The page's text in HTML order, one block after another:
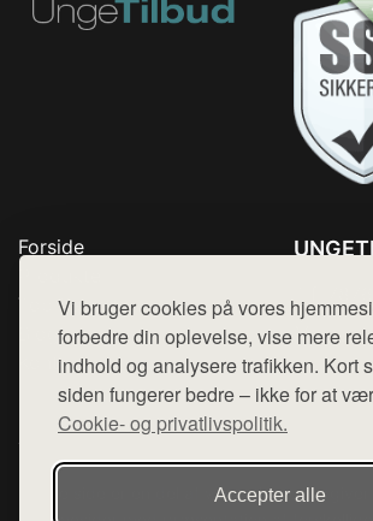
Vi bruger cookies på vores
forbedre din oplevelse, vise mere
indhold og analysere trafikken. Kort
siden fungerer bedre – ikke for at
Cookie- og privatlivspolitik.
Accepter alle
Forside
Top Rabatter
Blog
Kontakt
Mail:
Cookie-
Denne side er en del af want.dk, der udgiver